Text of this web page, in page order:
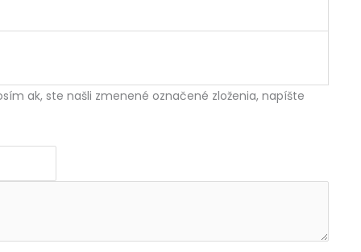
ak, ste našli zmenené označené zloženia, napíšte